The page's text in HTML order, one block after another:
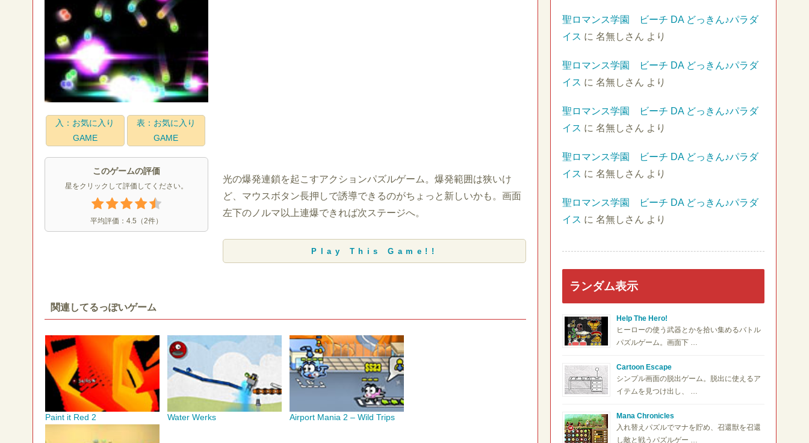
入：お気に入り
GAME
表：お気に入り
GAME
このゲームの評価
星をクリックして評価してください。
平均評価： 4.5 （2件）
光の爆発連鎖を起こすアクションパズルゲーム。爆発範囲は狭いけ
ど、マウスボタン長押しで誘導できるのがちょっと新しいかも。画面
左下のノルマ以上連爆できれば次ステージへ。
Play This Game!!
関連してるっぽいゲーム
Paint it Red 2 Water Werks Airport Mania 2 – Wild Trips
聖ロマンス学園 ビーチ DA どっきん♪パラダ
イス に 名無しさん より
聖ロマンス学園 ビーチ DA どっきん♪パラダ
イス に 名無しさん より
聖ロマンス学園 ビーチ DA どっきん♪パラダ
イス に 名無しさん より
聖ロマンス学園 ビーチ DA どっきん♪パラダ
イス に 名無しさん より
聖ロマンス学園 ビーチ DA どっきん♪パラダ
イス に 名無しさん より
ランダム表示
Help The Hero!
ヒーローの使う武器とかを拾い集めるバトル
パズルゲーム。画面下 …
Cartoon Escape
シンプル画面の脱出ゲーム。脱出に使えるア
イテムを見つけ出し、 …
Mana Chronicles
入れ替えパズルでマナを貯め、召還獣を召還
し敵と戦うパズルゲー …